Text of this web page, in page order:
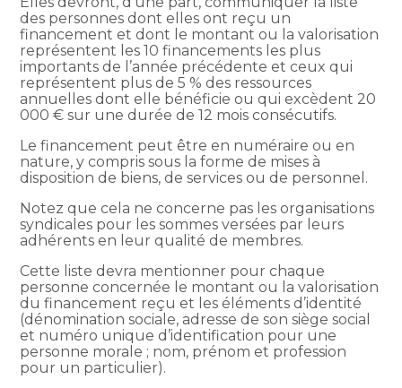
des personnes dont elles ont reçu un
financement et dont le montant ou la valorisation
représentent les 10 financements les plus
importants de l’année précédente et ceux qui
représentent plus de 5 % des ressources
annuelles dont elle bénéficie ou qui excèdent 20
000 € sur une durée de 12 mois consécutifs.
Le financement peut être en numéraire ou en
nature, y compris sous la forme de mises à
disposition de biens, de services ou de personnel.
Notez que cela ne concerne pas les organisations
syndicales pour les sommes versées par leurs
adhérents en leur qualité de membres.
Cette liste devra mentionner pour chaque
personne concernée le montant ou la valorisation
du financement reçu et les éléments d’identité
(dénomination sociale, adresse de son siège social
et numéro unique d’identification pour une
personne morale ; nom, prénom et profession
pour un particulier).